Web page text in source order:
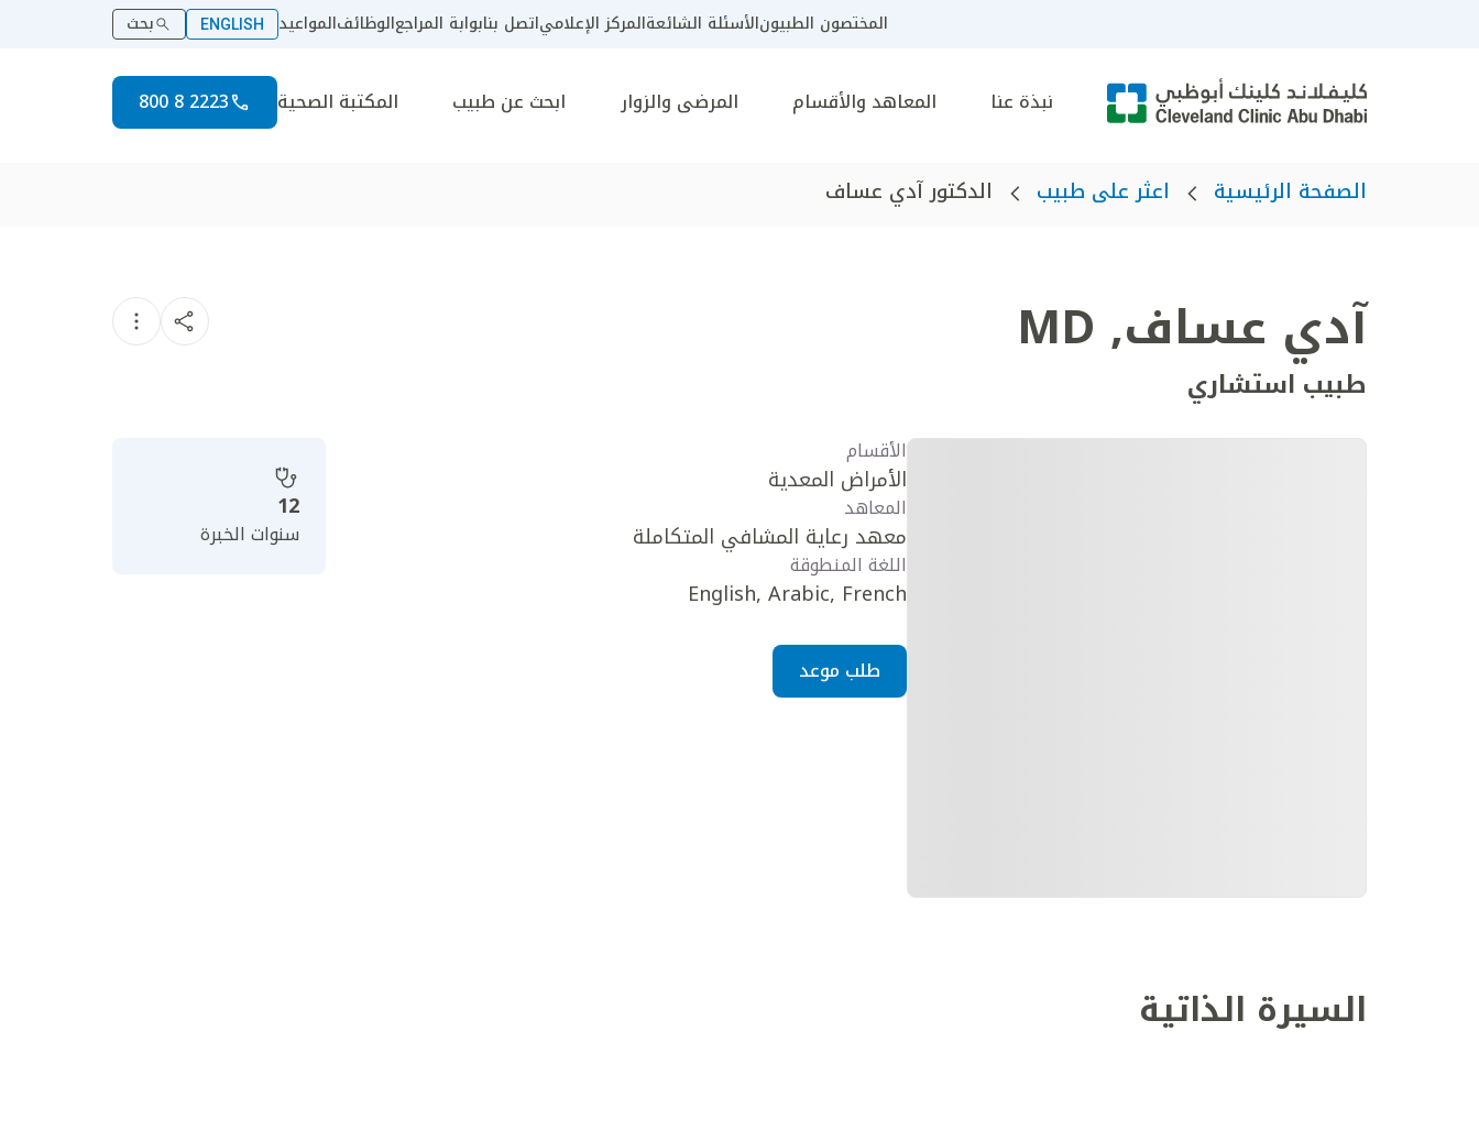
المختصون الطبيونالأسئلة الشائعةالمركز الإعلامياتصل بنابوابة المراجعالوظائفالمواعيد ENGLISH بحث
نبذة عنا المعاهد والأقسام المرضى والزوار ابحث عن طبيب المكتبة الصحية 2223 8 800
الصفحة الرئيسية اعثر على طبيب الدكتور آدي عساف
آدي عساف,
MD
طبيب استشاري
الأقسام
الأمراض المعدية
المعاهد
معهد رعاية المشافي المتكاملة
اللغة المنطوقة
English, Arabic, French
طلب موعد
12
سنوات الخبرة
السيرة الذاتية